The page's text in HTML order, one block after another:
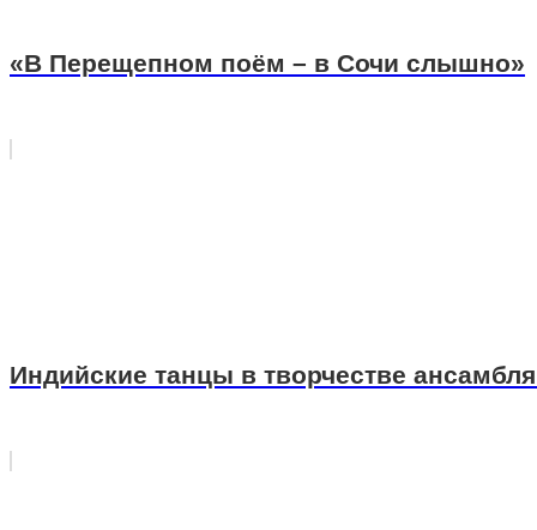
«В Перещепном поём – в Сочи слышно»
Индийские танцы в творчестве